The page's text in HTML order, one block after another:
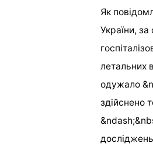
Як
України,
летальних
одужало
здійснено